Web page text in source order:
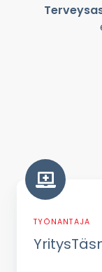
YritysTäsmä-
portaali
TYÖNANTAJA